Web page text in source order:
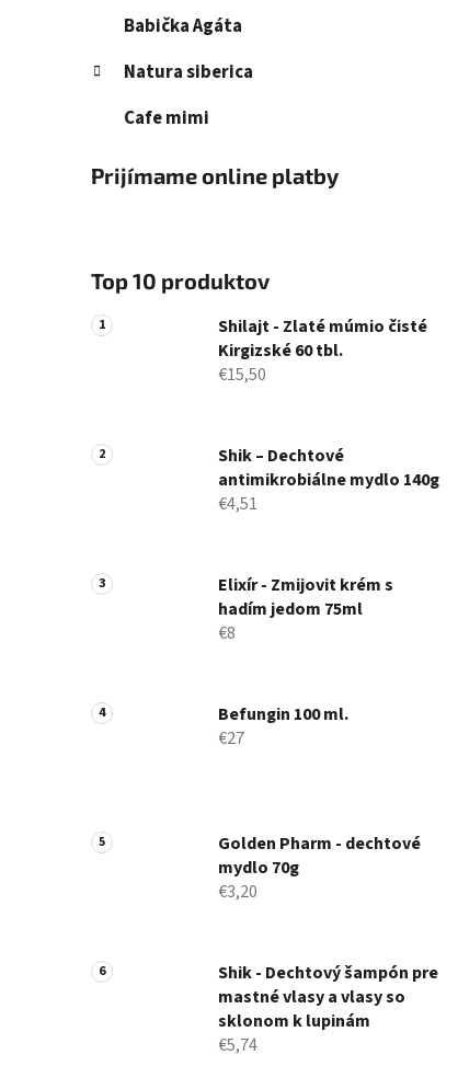
Babička Agáta
Natura siberica
Cafe mimi
Prijímame online platby
Top 10 produktov
Shilajt - Zlaté múmio čisté
Kirgizské 60 tbl.
€15,50
Shik – Dechtové
antimikrobiálne mydlo 140g
€4,51
Elixír - Zmijovit krém s
hadím jedom 75ml
€8
Befungin 100 ml.
€27
Golden Pharm - dechtové
mydlo 70g
€3,20
Shik - Dechtový šampón pre
mastné vlasy a vlasy so
sklonom k ​​lupinám
€5,74